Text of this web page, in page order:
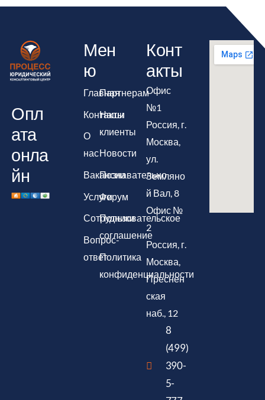
Опл
ата
онла
йн
Мен
ю
Главная
Контакты
О
нас
Вакансии
Услуги
Сотрудники
Вопрос-
ответ
Партнерам
Наши
клиенты
Новости
Познавательно
Форум
Пользовательское
соглашение
Политика
конфиденциальности
Конт
акты
Офис
№1
Россия, г.
Москва,
ул.
Земляно
й Вал, 8
Офис №
2
Россия, г.
Москва,
Преснен
ская
наб., 12
8
(499)
390-
5-